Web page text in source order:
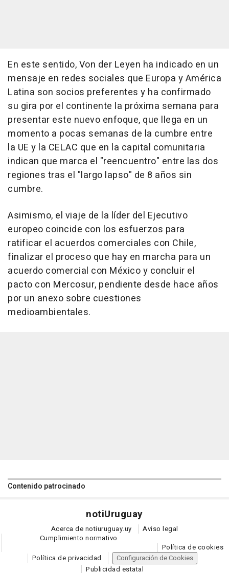
En este sentido, Von der Leyen ha indicado en un
mensaje en redes sociales que Europa y América
Latina son socios preferentes y ha confirmado
su gira por el continente la próxima semana para
presentar este nuevo enfoque, que llega en un
momento a pocas semanas de la cumbre entre
la UE y la CELAC que en la capital comunitaria
indican que marca el "reencuentro" entre las dos
regiones tras el "largo lapso" de 8 años sin
cumbre.
Asimismo, el viaje de la líder del Ejecutivo
europeo coincide con los esfuerzos para
ratificar el acuerdos comerciales con Chile,
finalizar el proceso que hay en marcha para un
acuerdo comercial con México y concluir el
pacto con Mercosur, pendiente desde hace años
por un anexo sobre cuestiones
medioambientales.
Contenido patrocinado
notiUruguay
Acerca de notiuruguay.uy
Aviso legal
Cumplimiento normativo
Política de cookies
Política de privacidad
Configuración de Cookies
Publicidad estatal